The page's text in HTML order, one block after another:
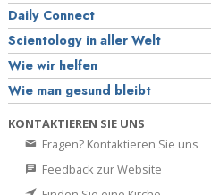
Daily Connect
Scientology in aller Welt
Wie wir helfen
Wie man gesund bleibt
KONTAKTIEREN SIE UNS
Fragen? Kontaktieren Sie uns
Feedback zur Website